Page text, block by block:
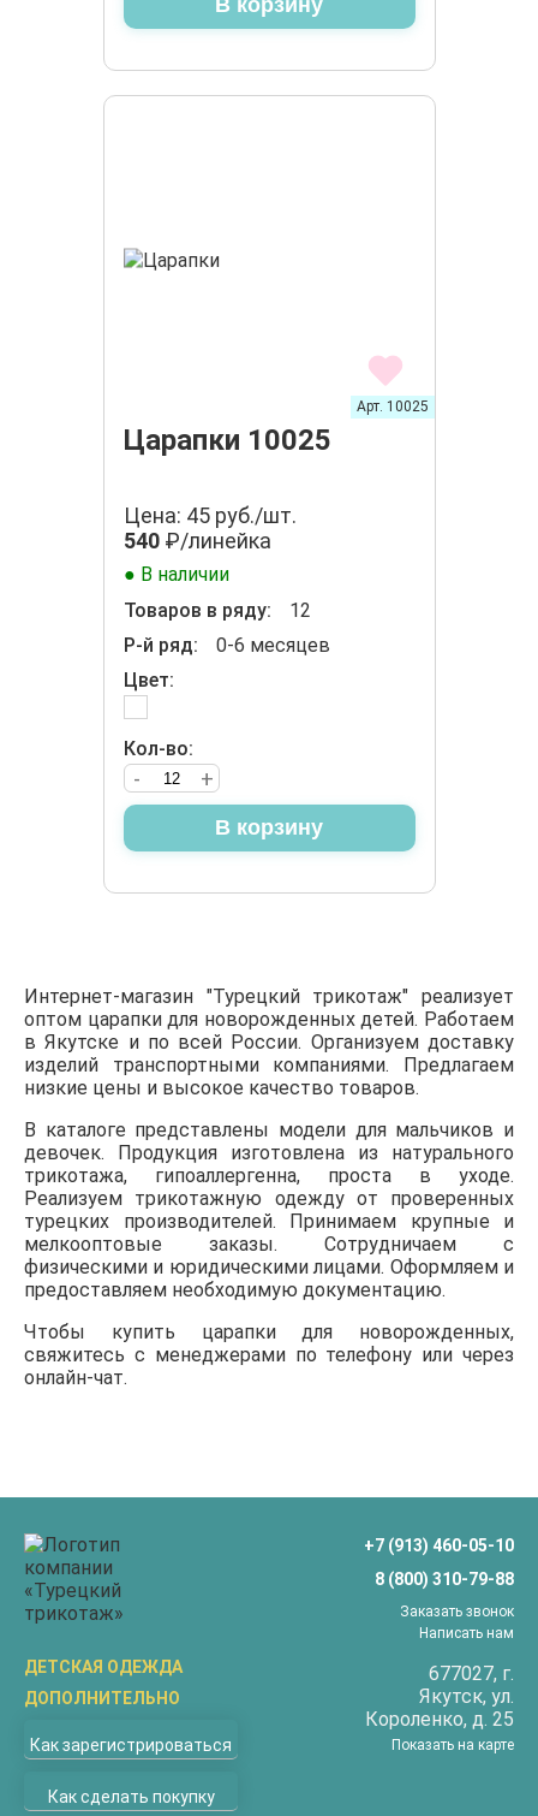
В корзину
Царапки 10025
Арт. 10025
Цена: 45 руб./шт.
540₽/линейка
● В наличии
Товаров в ряду:
12
Р-й ряд:
0-6 месяцев
Цвет:
Кол-во:
+
-
В корзину
Интернет-магазин "Турецкий трикотаж" реализует
оптом царапки для новорожденных детей. Работаем
в Якутске и по всей России. Организуем доставку
изделий транспортными компаниями. Предлагаем
низкие цены и высокое качество товаров.
В каталоге представлены модели для мальчиков и
девочек. Продукция изготовлена из натурального
трикотажа, гипоаллергенна, проста в уходе.
Реализуем трикотажную одежду от проверенных
турецких производителей. Принимаем крупные и
мелкооптовые заказы. Сотрудничаем с
физическими и юридическими лицами. Оформляем и
предоставляем необходимую документацию.
Чтобы купить царапки для новорожденных,
свяжитесь с менеджерами по телефону или через
онлайн-чат.
+7 (913) 460-05-10
8 (800) 310-79-88
Заказать звонок
Написать нам
677027, г.
Якутск, ул.
Короленко, д. 25
Показать на карте
ДЕТСКАЯ ОДЕЖДА
Бриджи
Верхняя одежда
Джемперы
ДОПОЛНИТЕЛЬНО
Доставка
Оплата
Как зарегистрироваться
Как сделать покупку